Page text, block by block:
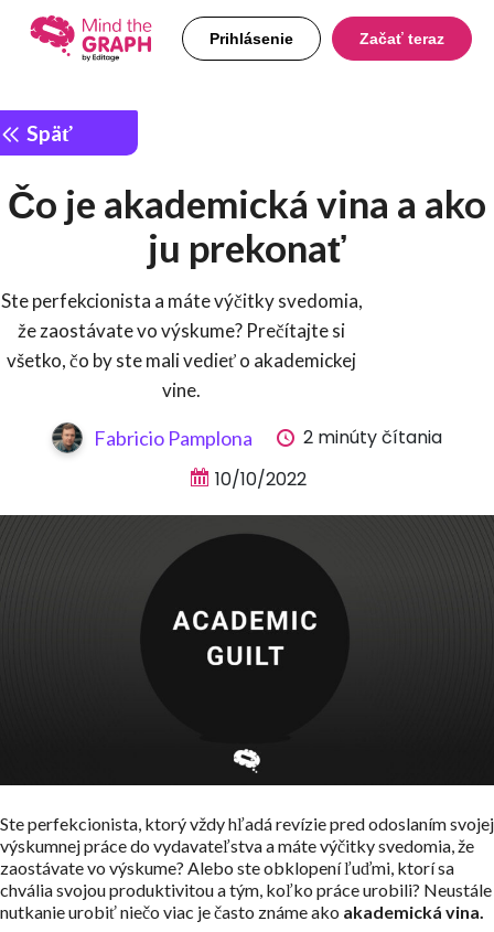
Prihlásenie Začať teraz
Späť
Čo je akademická vina a ako
ju prekonať
Ste perfekcionista a máte výčitky svedomia,
že zaostávate vo výskume? Prečítajte si
všetko, čo by ste mali vedieť o akademickej
vine.
Fabricio Pamplona
2 minúty čítania
10/10/2022
Ste perfekcionista, ktorý vždy hľadá revízie pred odoslaním svojej
výskumnej práce do vydavateľstva a máte výčitky svedomia, že
zaostávate vo výskume? Alebo ste obklopení ľuďmi, ktorí sa
chvália svojou produktivitou a tým, koľko práce urobili? Neustále
nutkanie urobiť niečo viac je často známe ako akademická vina.